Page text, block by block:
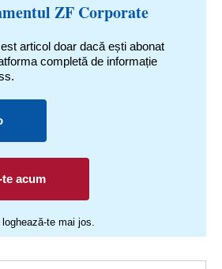
ZF Corporate
articol doar dacă ești abonat
completă de informație
acum
te mai jos.